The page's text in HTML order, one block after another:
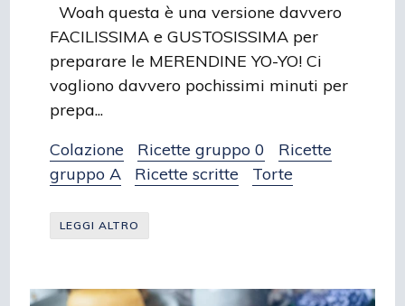
Woah questa è una versione davvero
FACILISSIMA e GUSTOSISSIMA per
preparare le MERENDINE YO-YO! Ci
vogliono davvero pochissimi minuti per
prepa...
Colazione
Ricette gruppo 0
Ricette
gruppo A
Ricette scritte Torte
LEGGI ALTRO